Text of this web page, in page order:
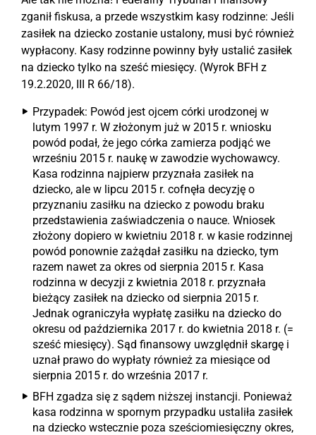
zganił fiskusa, a przede wszystkim kasy rodzinne: Jeśli
zasiłek na dziecko zostanie ustalony, musi być również
wypłacony. Kasy rodzinne powinny były ustalić zasiłek
na dziecko tylko na sześć miesięcy. (Wyrok BFH z
19.2.2020, III R 66/18).
Przypadek: Powód jest ojcem córki urodzonej w
lutym 1997 r. W złożonym już w 2015 r. wniosku
powód podał, że jego córka zamierza podjąć we
wrześniu 2015 r. naukę w zawodzie wychowawcy.
Kasa rodzinna najpierw przyznała zasiłek na
dziecko, ale w lipcu 2015 r. cofnęła decyzję o
przyznaniu zasiłku na dziecko z powodu braku
przedstawienia zaświadczenia o nauce. Wniosek
złożony dopiero w kwietniu 2018 r. w kasie rodzinnej
powód ponownie zażądał zasiłku na dziecko, tym
razem nawet za okres od sierpnia 2015 r. Kasa
rodzinna w decyzji z kwietnia 2018 r. przyznała
bieżący zasiłek na dziecko od sierpnia 2015 r.
Jednak ograniczyła wypłatę zasiłku na dziecko do
okresu od października 2017 r. do kwietnia 2018 r. (=
sześć miesięcy). Sąd finansowy uwzględnił skargę i
uznał prawo do wypłaty również za miesiące od
sierpnia 2015 r. do września 2017 r.
BFH zgadza się z sądem niższej instancji. Ponieważ
kasa rodzinna w spornym przypadku ustaliła zasiłek
na dziecko wstecznie poza sześciomiesięczny okres,